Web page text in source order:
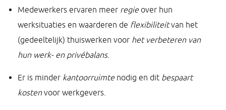
Medewerkers ervaren meer regieover hun
werksituaties en waarderen de flexibiliteitvan het
(gedeeltelijk) thuiswerken voor het verbeteren van
hun werk- en privébalans.
Er is minder kantoorruimtenodig en dit bespaart
kostenvoor werkgevers.